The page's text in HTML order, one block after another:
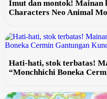
Imut dan montok! Mainan
Characters Neo Animal
Hati-hati, stok terbatas!
“Monchhichi Boneka